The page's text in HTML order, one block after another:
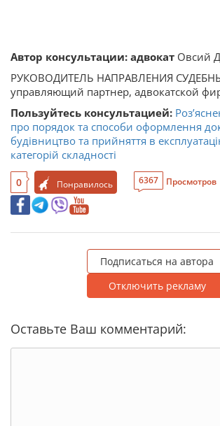
Автор консультации: адвокат Овсий
РУКОВОДИТЕЛЬ НАПРАВЛЕНИЯ
управляющий партнер, адвокатской
Пользуйтесь консультацией:
про порядок та способи оформлення
будівництво та прийняття в
категорій складності
0 Понравилось 6367 Просмотров
Подписаться на автора
Отключить рекламу
Оставьте Ваш комментарий: